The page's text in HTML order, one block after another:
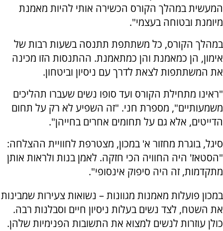
המעשית במהלך הקורס הכשירה אותי להיות מאמנת
מיומנת ובטוחה בעצמי".
במהלך הקורס, כל משתתפת תתנסה בשעות רבות של
אימון, הן כמאמנת והן כמתאמנת. ההתנסות הזו מכינה
את המשתתפות לצאת לדרך עם ניסיון וביטחון.
"ראינו מתחילת הקורס ועד סופו נשים שעברו תהליכים
משמעותיים", מספרת חני. "זה השפיע לא רק על תחום
הדייטים, אלא גם על תחומים אחרים בחייהן".
סיגל, בוגרת מחזור א' במכון, מצטרפת לחוויית ההצלחה:
"הסטאז' היה החוויה הכי חזקה. לאמן בנות ולראות אותן
מתקדמות, זה היה סיפוק אינסופי".
במכון פועלות מאמנות מגוונות – נשואות צעירות שמבינות
את השטח, לצד נשים בעלות ניסיון חיים וסבלנות רבה.
כולן עוזרות לנשים למצוא את התשובות הפנימיות שלהן.